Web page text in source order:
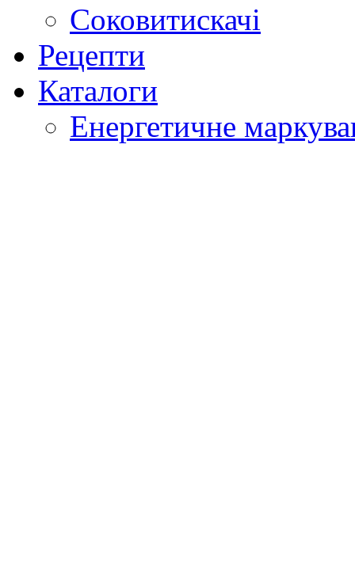
Соковитискачі
Рецепти
Каталоги
Енергетичне